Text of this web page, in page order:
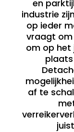
en
industrie
op ieder
vraagt
om op het
af te